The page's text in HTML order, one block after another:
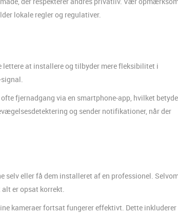
lokale regler og regulativer.
lettere at installere og tilbyder mere fleksibilitet i
fjernadgang via en smartphone-app, hvilket
og sender notifikationer, når der
selv eller få dem installeret af en professionel.
er opsat korrekt.
kameraer fortsat fungerer effektivt. Dette